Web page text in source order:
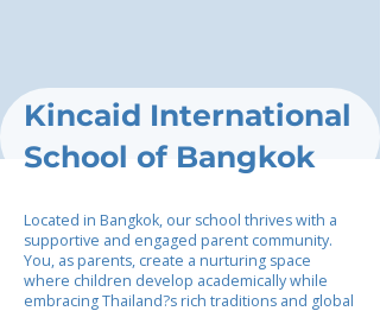
Kincaid International
School of Bangkok
Located in Bangkok, our school thrives with a
supportive and engaged parent community.
You, as parents, create a nurturing space
where children develop academically while
embracing Thailand?s rich traditions and global